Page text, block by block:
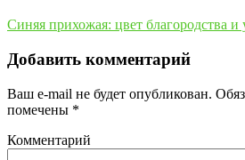
Синяя прихожая: цвет благородства и
Добавить комментарий
Ваш e-mail не будет опубликован.
помечены *
Комментарий